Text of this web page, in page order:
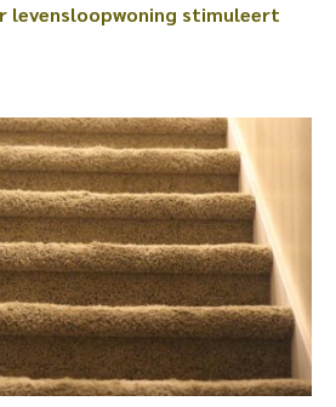
levensloopwoning stimuleert